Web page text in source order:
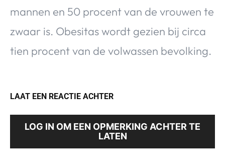
mannen en 50 procent van de vrouwen te
zwaar is. Obesitas wordt gezien bij circa
tien procent van de volwassen bevolking.
LAAT EEN REACTIE ACHTER
LOG IN OM EEN OPMERKING ACHTER TE
LATEN